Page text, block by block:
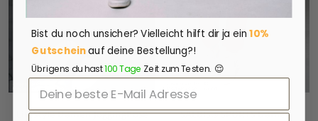
Lifestyle Damen Jogginghose
SAEBIS® SPORTS Damen
Bist du noch unsicher?Vielleicht hilft dir ja ein 10%
Gutscheinauf deine Bestellung?!
Übrigens du hast100 Tage Zeit zum Testen. 😌